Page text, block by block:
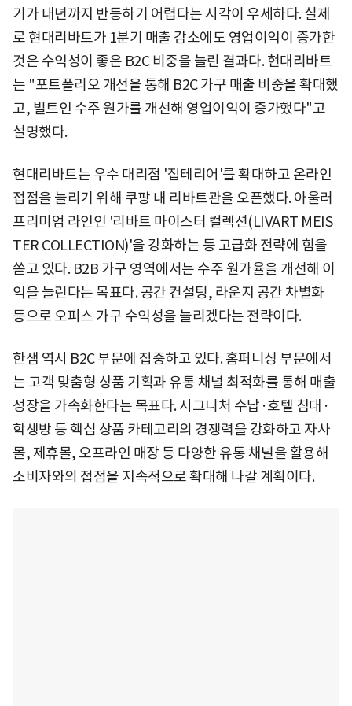
기가 내년까지 반등하기 어렵다는 시각이 우세하다. 실제
로 현대리바트가 1분기 매출 감소에도 영업이익이 증가한
것은 수익성이 좋은 B2C 비중을 늘린 결과다. 현대리바트
는 "포트폴리오 개선을 통해 B2C 가구 매출 비중을 확대했
고, 빌트인 수주 원가를 개선해 영업이익이 증가했다"고
설명했다.
현대리바트는 우수 대리점 '집테리어'를 확대하고 온라인
접점을 늘리기 위해 쿠팡 내 리바트관을 오픈했다. 아울러
프리미엄 라인인 '리바트 마이스터 컬렉션(LIVART MEIS
TER COLLECTION)'을 강화하는 등 고급화 전략에 힘을
쏟고 있다. B2B 가구 영역에서는 수주 원가율을 개선해 이
익을 늘린다는 목표다. 공간 컨설팅, 라운지 공간 차별화
등으로 오피스 가구 수익성을 늘리겠다는 전략이다.
한샘 역시 B2C 부문에 집중하고 있다. 홈퍼니싱 부문에서
는 고객 맞춤형 상품 기획과 유통 채널 최적화를 통해 매출
성장을 가속화한다는 목표다. 시그니처 수납·호텔 침대·
학생방 등 핵심 상품 카테고리의 경쟁력을 강화하고 자사
몰, 제휴몰, 오프라인 매장 등 다양한 유통 채널을 활용해
소비자와의 접점을 지속적으로 확대해 나갈 계획이다.